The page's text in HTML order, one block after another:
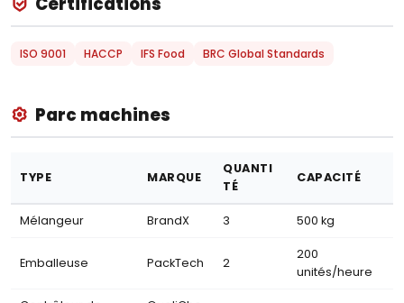
ISO 9001 HACCP IFS Food BRC Global Standards
Parc machines
TYPE MARQUE
QUANTI
TÉ
CAPACITÉ
Mélangeur BrandX 3 500 kg
Emballeuse PackTech 2
200
unités/heure